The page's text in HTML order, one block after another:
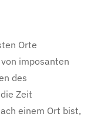
Orte
imposanten
des
Zeit
einem Ort bist,